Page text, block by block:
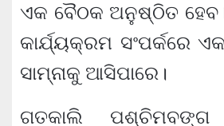
ଏକ ବୈଠକ ଅନୁଷ୍ଠିତ
କାର୍ଯ୍ୟକ୍ରମ ସଂପର୍କରେ
ସାମ୍ନାକୁ ଆସିପାରେ।
ଗତକାଲି ପଶ୍ଚିମବଙ୍ଗ